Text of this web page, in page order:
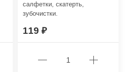
салфетки, скатерть,
зубочистки.
119